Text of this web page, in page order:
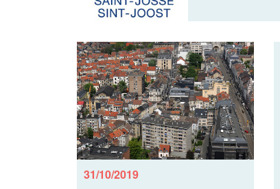
31/10/2019